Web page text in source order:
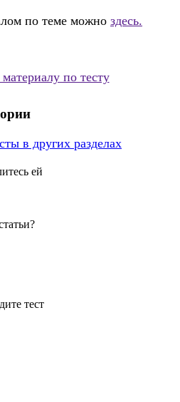
по теме можно здесь.
по тесту
в других разделах
ей
тест